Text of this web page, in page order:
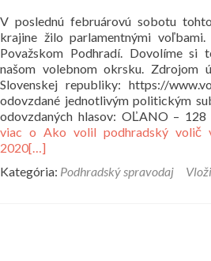
V poslednú februárovú sobotu
krajine žilo parlamentnými
Považskom Podhradí. Dovolíme si
našom volebnom okrsku. Zdrojom
Slovenskej republiky: https://
odovzdané jednotlivým politickým
odovzdaných hlasov: OĽANO – 128
viac o Ako volil podhradský volič
2020[…]
Kategória: Podhradský spravodaj